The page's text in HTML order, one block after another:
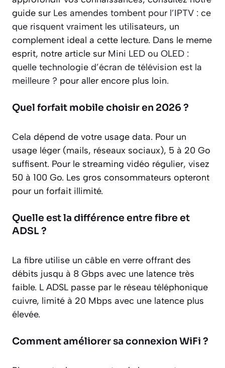
guide sur Les amendes tombent pour l’IPTV : ce
que risquent vraiment les utilisateurs, un
complement ideal a cette lecture. Dans le meme
esprit, notre article sur Mini LED ou OLED :
quelle technologie d’écran de télévision est la
meilleure ? pour aller encore plus loin.
Quel forfait mobile choisir en 2026 ?
Cela dépend de votre usage data. Pour un
usage léger (mails, réseaux sociaux), 5 à 20 Go
suffisent. Pour le streaming vidéo régulier, visez
50 à 100 Go. Les gros consommateurs opteront
pour un forfait illimité.
Quelle est la différence entre fibre et
ADSL ?
La fibre utilise un câble en verre offrant des
débits jusqu à 8 Gbps avec une latence très
faible. L ADSL passe par le réseau téléphonique
cuivre, limité à 20 Mbps avec une latence plus
élevée.
Comment améliorer sa connexion WiFi ?